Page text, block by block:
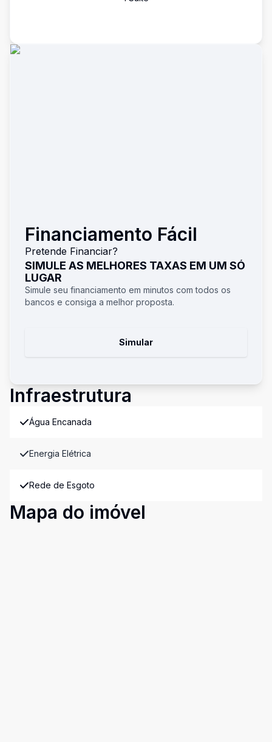
Financiamento Fácil
Pretende Financiar?
SIMULE AS MELHORES TAXAS EM UM SÓ
LUGAR
Simule seu financiamento em minutos com todos os
bancos e consiga a melhor proposta.
Simular
Infraestrutura
Água Encanada
Energia Elétrica
Rede de Esgoto
Mapa do imóvel